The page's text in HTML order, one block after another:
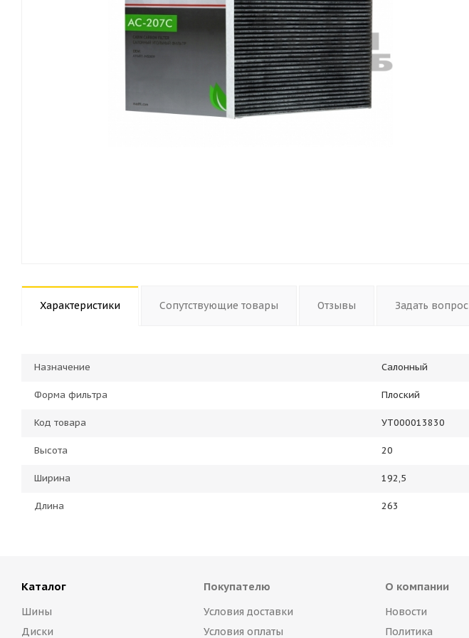
Характеристики Сопутствующие товары Отзывы Задать вопрос
Назначение Салонный
Форма фильтра Плоский
Код товара УТ000013830
Высота 20
Ширина 192,5
Длина 263
Каталог
Шины
Диски
Покупателю
Условия доставки
Условия оплаты
О компании
Новости
Политика